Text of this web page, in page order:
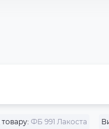
ФБ 991 Лакоста